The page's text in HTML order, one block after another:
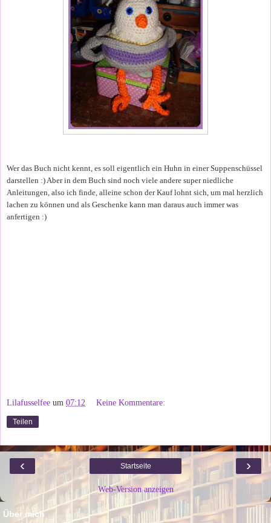
Wer das Buch nicht kennt, es soll eigentlich ein Huhn in einer Suppenschüssel
darstellen :) Aber in dem Buch sind noch viele andere super niedliche
Anleitungen, also ich finde, alleine schon der Kauf lohnt sich, um mal herzlich
lachen zu können und als Geschenke kann man daraus auch immer was
anfertigen :)
Lilafusselfee um 07:12 Keine Kommentare:
Teilen
‹ ›
Startseite
Web-Version anzeigen
Über mich